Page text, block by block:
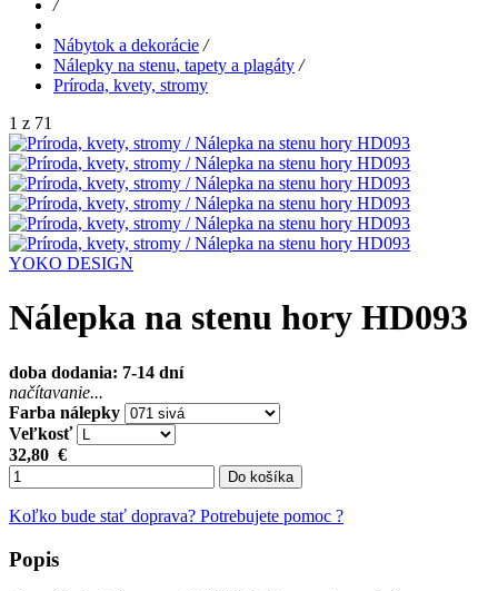
/
Nábytok a dekorácie /
Nálepky na stenu, tapety a plagáty /
Príroda, kvety, stromy
1 z 71
YOKO DESIGN
Nálepka na stenu hory HD093
doba dodania: 7-14 dní
načítavanie...
Farba nálepky
Veľkosť
32,80 €
Do košíka
Koľko bude stať doprava? Potrebujete pomoc ?
Popis